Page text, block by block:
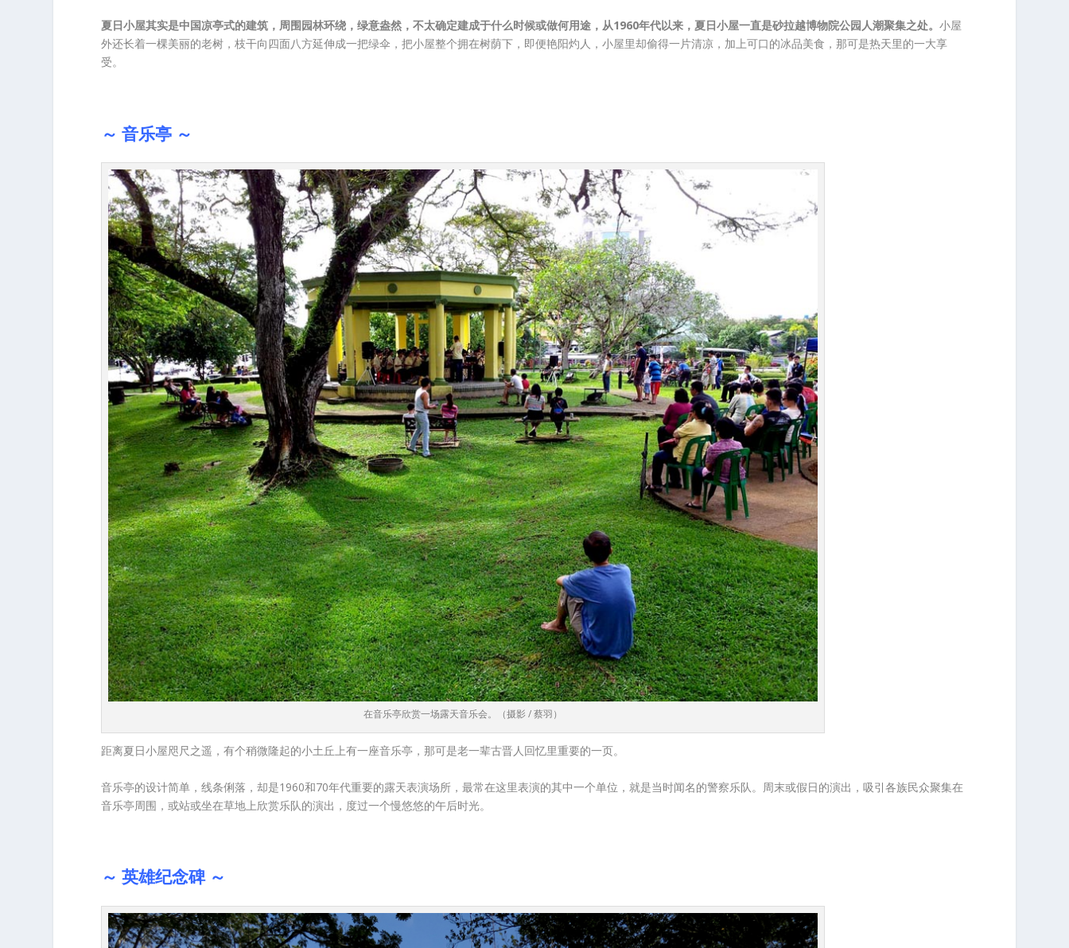
夏日小屋其实是中国凉亭式的建筑，周围园林环绕，绿意盎然，不太确定建成于什么时候或做何用途，从1960年代以来，夏日小屋一直是砂拉越博物院公园人潮聚集之处。小屋
外还长着一棵美丽的老树，枝干向四面八方延伸成一把绿伞，把小屋整个拥在树荫下，即便艳阳灼人，小屋里却偷得一片清凉，加上可口的冰品美食，那可是热天里的一大享
受。
～ 音乐亭 ～
在音乐亭欣赏一场露天音乐会。（摄影 / 蔡羽）
距离夏日小屋咫尺之遥，有个稍微隆起的小土丘上有一座音乐亭，那可是老一辈古晋人回忆里重要的一页。
音乐亭的设计简单，线条俐落，却是1960和70年代重要的露天表演场所，最常在这里表演的其中一个单位，就是当时闻名的警察乐队。周末或假日的演出，吸引各族民众聚集在
音乐亭周围，或站或坐在草地上欣赏乐队的演出，度过一个慢悠悠的午后时光。
～ 英雄纪念碑 ～